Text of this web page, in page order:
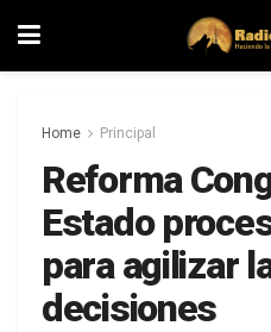
Home Principal
Reforma
Estado
para agilizar
decisiones